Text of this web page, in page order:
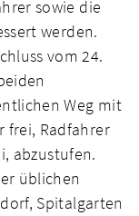
sowie die
werden.
vom 24.
Weg mit
frei, Radfahrer
abzustufen.
üblichen
Spitalgarten